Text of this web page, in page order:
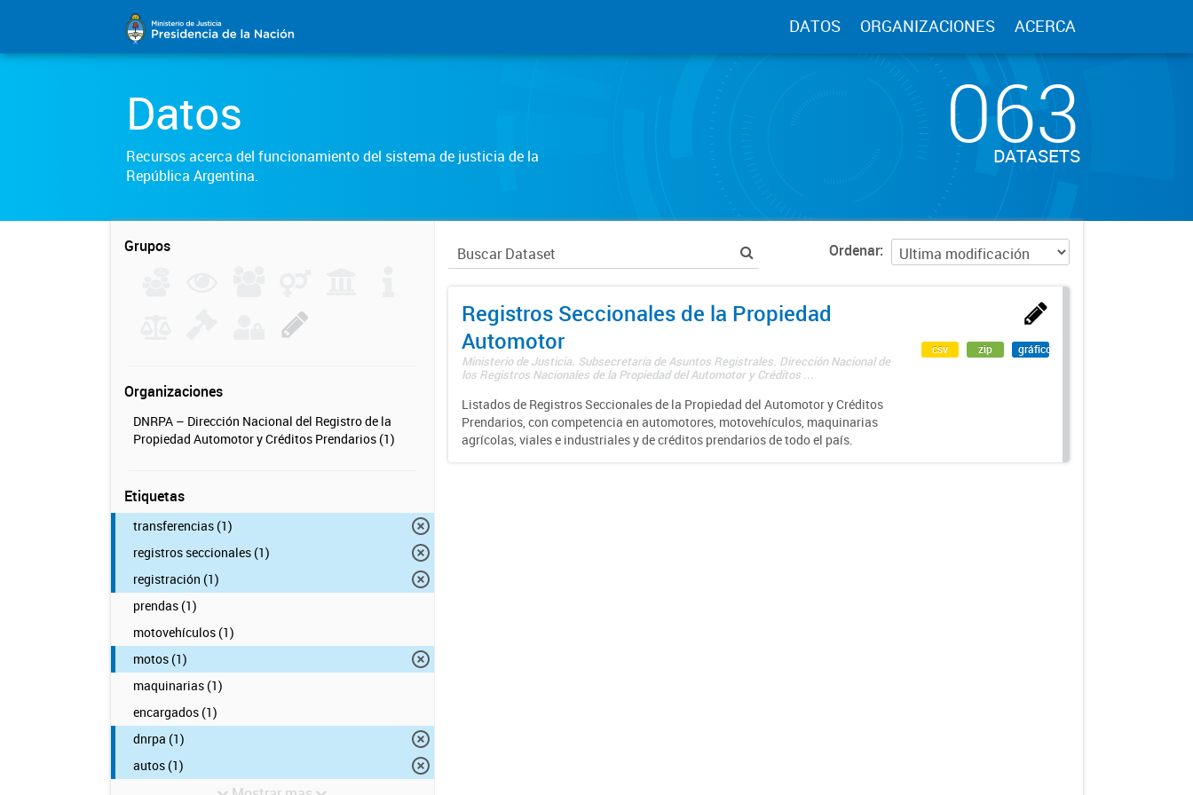
DATOS ORGANIZACIONES ACERCA
Datos
Recursos acerca del funcionamiento del sistema de justicia de la
República Argentina.
063
DATASETS
Grupos
Organizaciones
DNRPA – Dirección Nacional del Registro de la
Propiedad Automotor y Créditos Prendarios (1)
Etiquetas
transferencias (1)
registros seccionales (1)
registración (1)
prendas (1)
motovehículos (1)
motos (1)
maquinarias (1)
encargados (1)
dnrpa (1)
autos (1)
Ordenar
Registros Seccionales de la Propiedad
Automotor
Ministerio de Justicia. Subsecretaría de Asuntos Registrales. Dirección Nacional de
los Registros Nacionales de la Propiedad del Automotor y Créditos ...
Listados de Registros Seccionales de la Propiedad del Automotor y Créditos
Prendarios, con competencia en automotores, motovehículos, maquinarias
agrícolas, viales e industriales y de créditos prendarios de todo el país.
csv zip gráfico